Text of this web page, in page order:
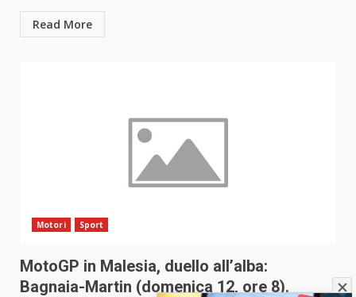
Read More
Motori Sport
MotoGP in Malesia, duello all’alba:
Bagnaia-Martin (domenica 12, ore 8).